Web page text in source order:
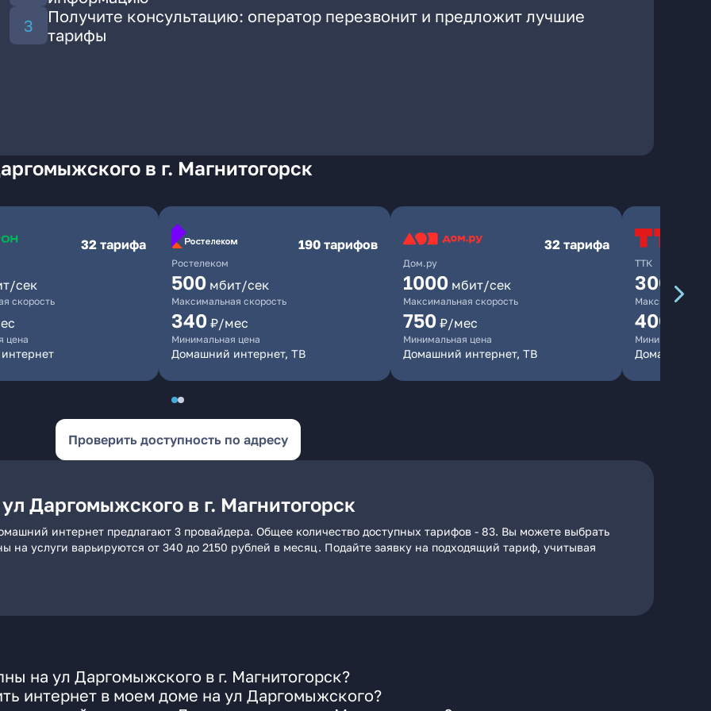
Получите консультацию: оператор перезвонит и предложит лучшие
тарифы
в г. Магнитогорск
32 тарифа
сек
скорость
цена
Ростелеком
190 тарифов
500 мбит/сек
Максимальная скорость
340 ₽/мес
Минимальная цена
Домашний интернет, ТВ
Дом.ру
32 тарифа
1000 мбит/сек
Максимальная скорость
750 ₽/мес
Минимальная цена
Домашний интернет, ТВ
ТТК
300
Максимальная
400
Минимальная
Домашний
Проверить доступность по адресу
Даргомыжского в г. Магнитогорск
интернет предлагают 3 провайдера. Общее количество доступных тарифов - 83. Вы можете выбрать
услуги варьируются от 340 до 2150 рублей в месяц. Подайте заявку на подходящий тариф, учитывая
на ул Даргомыжского в г. Магнитогорск?
интернет в моем доме на ул Даргомыжского?